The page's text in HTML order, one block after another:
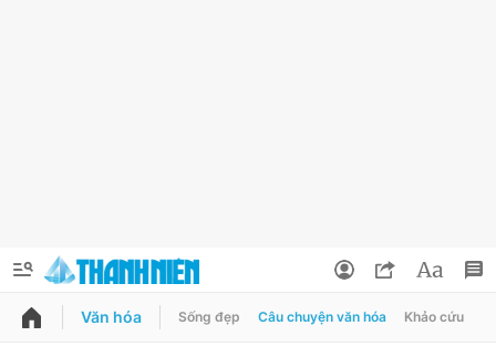
QUẢNG CÁO
Văn hóa Sống đẹp Câu chuyện văn hóa Khảo cứu